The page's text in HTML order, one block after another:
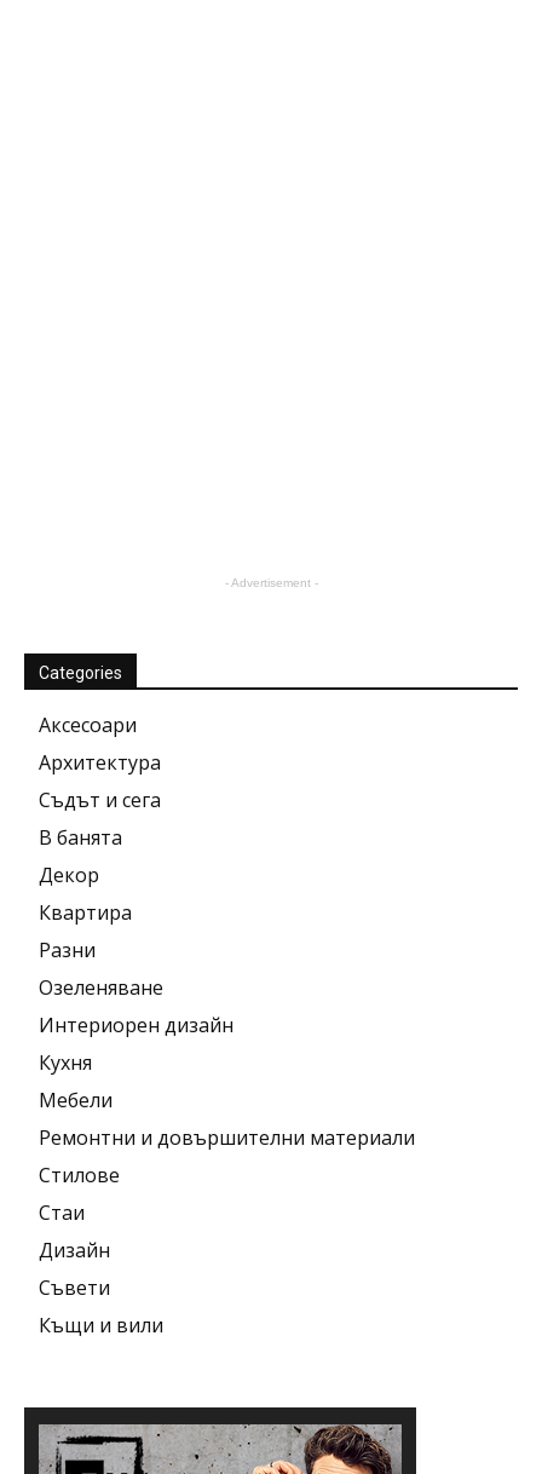
- Advertisement -
Categories
Аксесоари
Архитектура
Съдът и сега
В банята
Декор
Квартира
Разни
Озеленяване
Интериорен дизайн
Кухня
Мебели
Ремонтни и довършителни материали
Стилове
Стаи
Дизайн
Съвети
Къщи и вили